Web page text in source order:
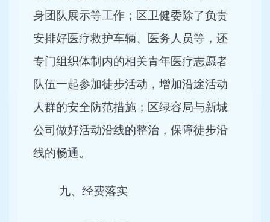
身团队展示等工作；区卫健委除了负责
安排好医疗救护车辆、医务人员等，还
专门组织体制内的相关青年医疗志愿者
队伍一起参加徒步活动，增加沿途活动
人群的安全防范措施；区绿容局与新城
公司做好活动沿线的整治，保障徒步沿
线的畅通。
九、经费落实